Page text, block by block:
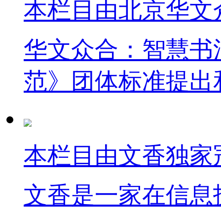
本栏目由北京华
华文众合：智慧
范》团体标准提
本栏目由文香独家
文香是一家在信